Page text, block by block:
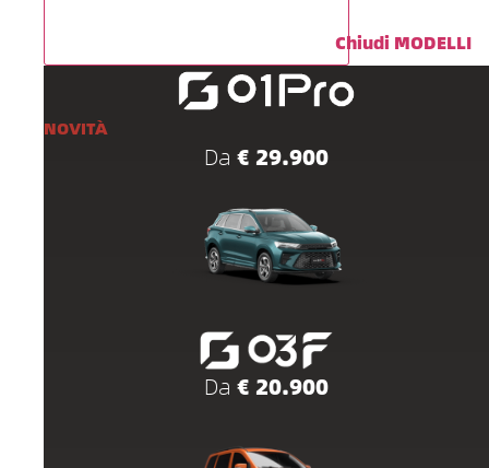
Chiudi MODELLI
NOVITÀ
Da € 29.900
Da € 20.900